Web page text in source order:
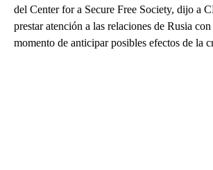
del Center for a Secure Free Society, dijo a
prestar atención a las relaciones de Rusia
momento de anticipar posibles efectos de la